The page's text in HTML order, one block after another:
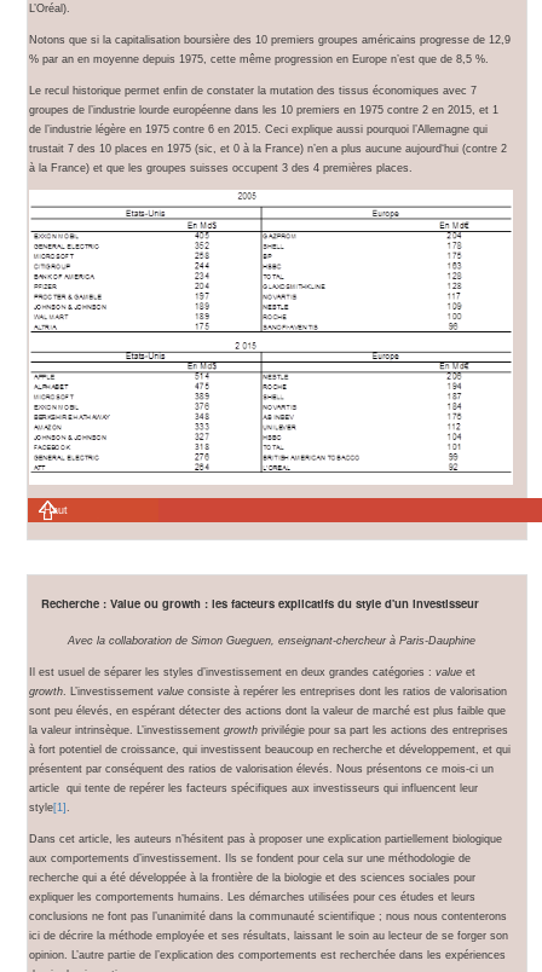
L’Oréal).
Notons que si la capitalisation boursière des 10 premiers groupes américains progresse de 12,9
% par an en moyenne depuis 1975, cette même progression en Europe n’est que de 8,5 %.
Le recul historique permet enfin de constater la mutation des tissus économiques avec 7
groupes de l’industrie lourde européenne dans les 10 premiers en 1975 contre 2 en 2015, et 1
de l’industrie légère en 1975 contre 6 en 2015. Ceci explique aussi pourquoi l’Allemagne qui
trustait 7 des 10 places en 1975 (sic, et 0 à la France) n’en a plus aucune aujourd‘hui (contre 2
à la France) et que les groupes suisses occupent 3 des 4 premières places.
Haut
Recherche : Value ou growth : les facteurs explicatifs du style d'un investisseur
Avec la collaboration de Simon Gueguen, enseignant-chercheur à Paris-Dauphine
Il est usuel de séparer les styles d’investissement en deux grandes catégories : value et
growth. L’investissement value consiste à repérer les entreprises dont les ratios de valorisation
sont peu élevés, en espérant détecter des actions dont la valeur de marché est plus faible que
la valeur intrinsèque. L’investissement growth privilégie pour sa part les actions des entreprises
à fort potentiel de croissance, qui investissent beaucoup en recherche et développement, et qui
présentent par conséquent des ratios de valorisation élevés. Nous présentons ce mois-ci un
article qui tente de repérer les facteurs spécifiques aux investisseurs qui influencent leur
style[1] .
Dans cet article, les auteurs n’hésitent pas à proposer une explication partiellement biologique
aux comportements d’investissement. Ils se fondent pour cela sur une méthodologie de
recherche qui a été développée à la frontière de la biologie et des sciences sociales pour
expliquer les comportements humains. Les démarches utilisées pour ces études et leurs
conclusions ne font pas l’unanimité dans la communauté scientifique ; nous nous contenterons
ici de décrire la méthode employée et ses résultats, laissant le soin au lecteur de se forger son
opinion. L’autre partie de l’explication des comportements est recherchée dans les expériences